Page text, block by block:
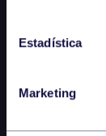
Estadística
Marketing